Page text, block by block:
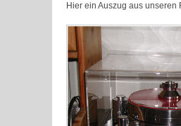
Hier ein Auszug aus unseren